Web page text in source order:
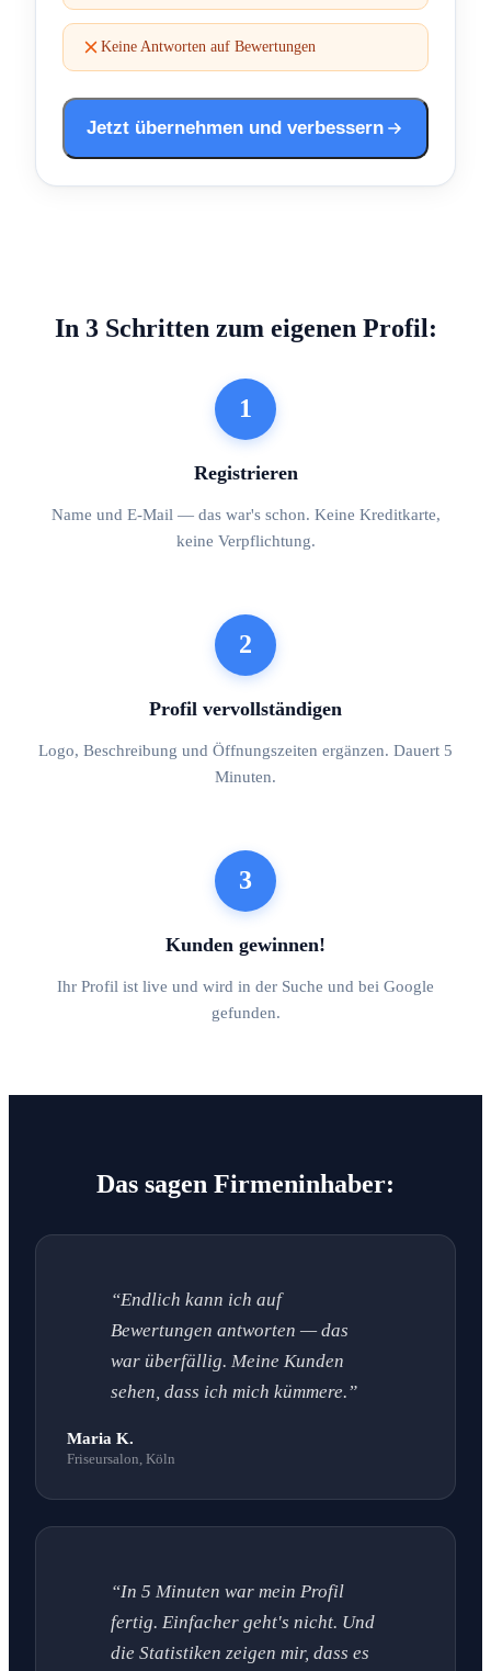
Keine Antworten auf Bewertungen
Jetzt übernehmen und verbessern
In 3 Schritten zum eigenen Profil:
1
Registrieren
Name und E-Mail — das war's schon. Keine Kreditkarte,
keine Verpflichtung.
2
Profil vervollständigen
Logo, Beschreibung und Öffnungszeiten ergänzen. Dauert 5
Minuten.
3
Kunden gewinnen!
Ihr Profil ist live und wird in der Suche und bei Google
gefunden.
Das sagen Firmeninhaber:
“Endlich kann ich auf
Bewertungen antworten — das
war überfällig. Meine Kunden
sehen, dass ich mich kümmere.”
Maria K.
Friseursalon, Köln
“In 5 Minuten war mein Profil
fertig. Einfacher geht's nicht. Und
die Statistiken zeigen mir, dass es